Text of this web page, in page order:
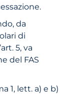
da
di
5, va
del FAS
1, lett. a) e b)